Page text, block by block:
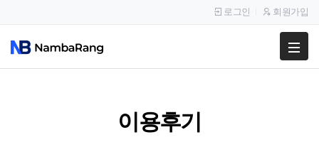
팔고
로그인 회원가입
이용후기